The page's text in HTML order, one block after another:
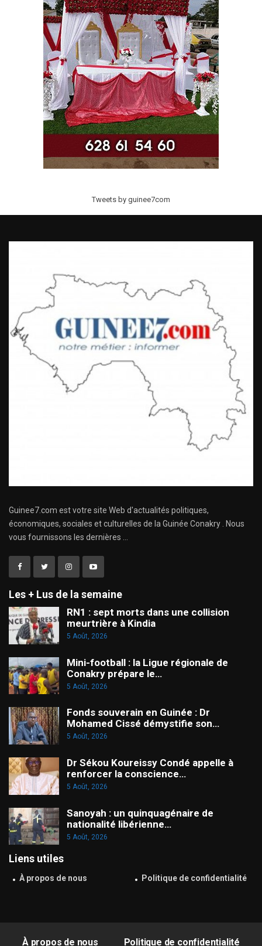
Tweets by guinee7com
Guinee7.com est votre site Web d'actualités politiques,
économiques, sociales et culturelles de la Guinée Conakry . Nous
vous fournissons les dernières ...
Les + Lus de la semaine
RN1 : sept morts dans une collision
meurtrière à Kindia
5 Août, 2026
Mini-football : la Ligue régionale de
Conakry prépare le…
5 Août, 2026
Fonds souverain en Guinée : Dr
Mohamed Cissé démystifie son…
5 Août, 2026
Dr Sékou Koureissy Condé appelle à
renforcer la conscience…
5 Août, 2026
Sanoyah : un quinquagénaire de
nationalité libérienne…
5 Août, 2026
Liens utiles
À propos de nous Politique de confidentialité
À propos de nous Politique de confidentialité